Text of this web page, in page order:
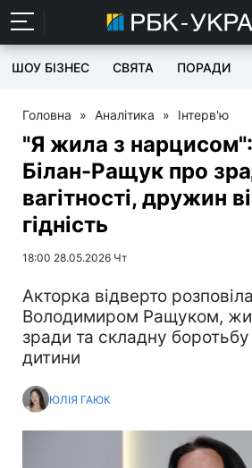
ШОУ БІЗНЕС СВЯТА ПОРАДИ
Головна » Аналітика » Інтерв'ю
"Я жила з нарцисом":
Білан-Ращук про
вагітності, дружин
гідність
18:00 28.05.2026 Чт
Акторка відверто
Володимиром Ращуком,
зради та складну
дитини
ЮЛІЯ ГАЮК